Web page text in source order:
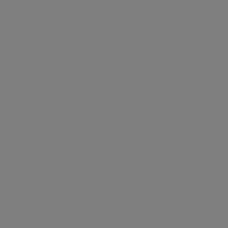
and Køge, werden in einem neuen Tab geöffnet